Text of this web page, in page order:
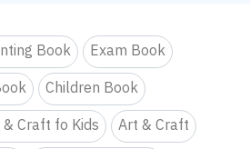
Book
Exam Book
Children Book
Craft fo Kids
Art & Craft